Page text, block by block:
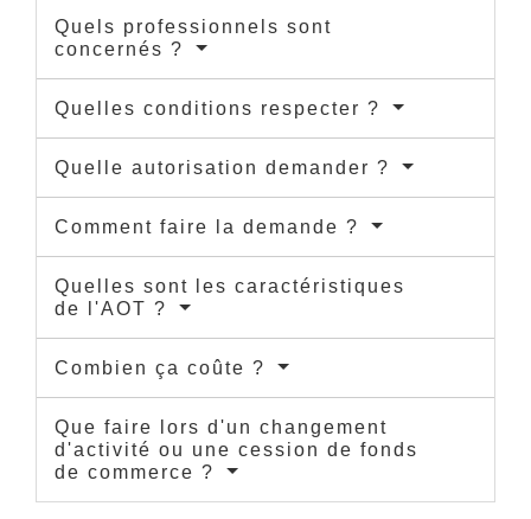
Quels professionnels sont
concernés ?
Quelles conditions respecter ?
Quelle autorisation demander ?
Comment faire la demande ?
Quelles sont les caractéristiques
de l'AOT ?
Combien ça coûte ?
Que faire lors d'un changement
d'activité ou une cession de fonds
de commerce ?